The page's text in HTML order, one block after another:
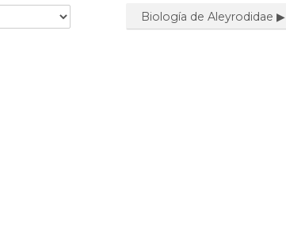
Biología de Aleyrodidae ▶︎